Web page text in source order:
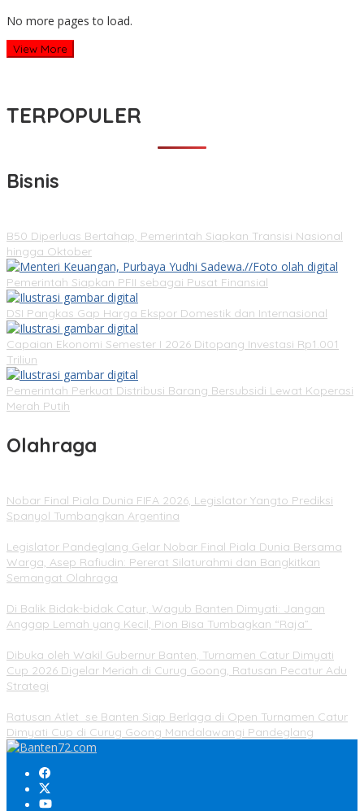
No more pages to load.
View More
TERPOPULER
Bisnis
B50 Diperluas Bertahap, Pemerintah Siapkan Transisi Nasional
hingga Oktober
Pemerintah Siapkan PFII sebagai Pusat Finansial
DSI Pangkas Gap Harga Ekspor Domestik dan Internasional
Capaian Ekonomi Semester I 2026 Ditopang Investasi Rp1.001
Triliun
Pemerintah Perkuat Distribusi Barang Bersubsidi Lewat Koperasi
Merah Putih
Olahraga
Nobar Final Piala Dunia FIFA 2026, Legislator Yangto Prediksi
Spanyol Tumbangkan Argentina
Legislator Pandeglang Gelar Nobar Final Piala Dunia Bersama
Warga, Asep Rafiudin: Pererat Silaturahmi dan Bangkitkan
Semangat Olahraga
Di Balik Bidak-bidak Catur, Wagub Banten Dimyati: Jangan
Anggap Lemah yang Kecil, Pion Bisa Tumbagkan “Raja”
Dibuka oleh Wakil Gubernur Banten, Turnamen Catur Dimyati
Cup 2026 Digelar Meriah di Curug Goong, Ratusan Pecatur Adu
Strategi
Ratusan Atlet se Banten Siap Berlaga di Open Turnamen Catur
Dimyati Cup di Curug Goong Mandalawangi Pandeglang